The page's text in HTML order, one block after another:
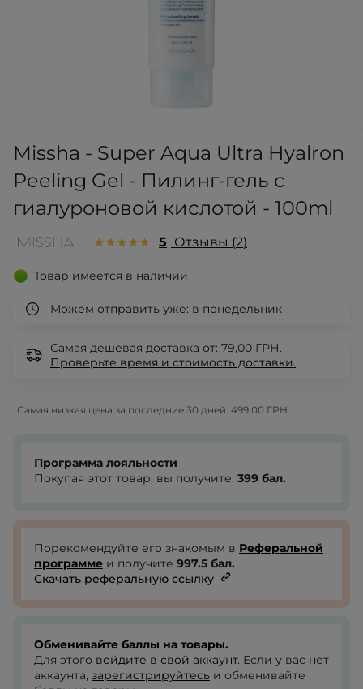
Missha - Super Aqua Ultra Hyalron
Peeling Gel - Пилинг-гель с
гиалуроновой кислотой - 100ml
5 Отзывы 2
Товар имеется в наличии
Можем отправить уже: в понедельник
Самая дешевая доставка от: 79,00 ГРН.
Проверьте время и стоимость доставки.
Самая низкая цена за последние 30 дней: 499,00 ГРН
Программа лояльности
Покупая этот товар, вы получите: 399 бал.
Порекомендуйте его знакомым в Реферальной
программе и получите 997.5 бал.
Скачать реферальную ссылку
Обменивайте баллы на товары.
Для этого войдите в свой аккаунт. Если у вас нет
аккаунта, зарегистрируйтесь и обменивайте